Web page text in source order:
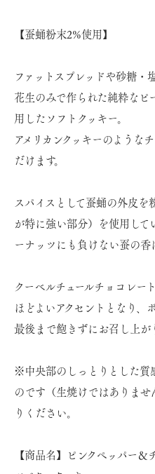
【蚕蛹粉末2%使用】
ファットスプレッドや砂糖
花生のみで作られた純粋なピ
用したソフトクッキー。
アメリカンクッキーのような
だけます。
スパイスとして蚕蛹の外皮を
が特に強い部分）を使用して
ーナッツにも負けない蚕の香
クーベルチュールチョコレー
ほどよいアクセントとなり、
最後まで飽きずにお召し上が
※中央部のしっとりとした質
のです（生焼けではありま
りください。
【商品名】ピンクペッパー